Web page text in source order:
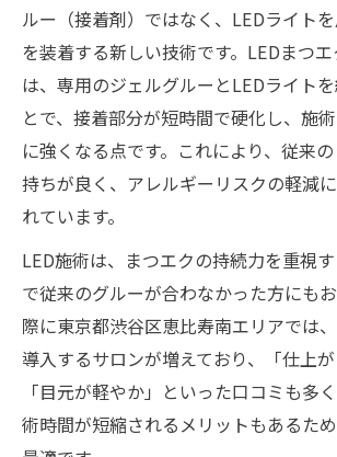
ルー（接着剤）ではなく、LEDライト
を装着する新しい技術です。LEDまつ
は、専用のジェルグルーとLEDライト
とで、接着部分が短時間で硬化し、施
に強くなる点です。これにより、従来
持ちが良く、アレルギーリスクの軽減
れています。
LED施術は、まつエクの持続力を重視
で従来のグルーが合わなかった方にも
際に東京都渋谷区恵比寿南エリアでは
導入するサロンが増えており、「仕上が
「目元が軽やか」といった口コミも多
術時間が短縮されるメリットもあるた